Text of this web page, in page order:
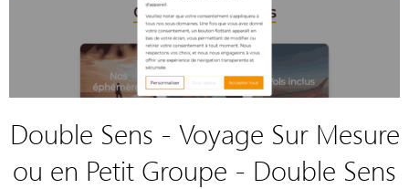
Double Sens - Voyage Sur Mesure
ou en Petit Groupe - Double Sens